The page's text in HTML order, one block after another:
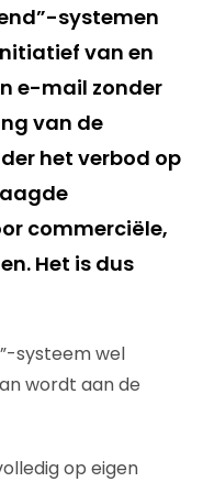
systemen
van en
e-mail zonder
van de
het verbod op
commerciële,
Het is dus
systeem wel
wordt aan de
op eigen